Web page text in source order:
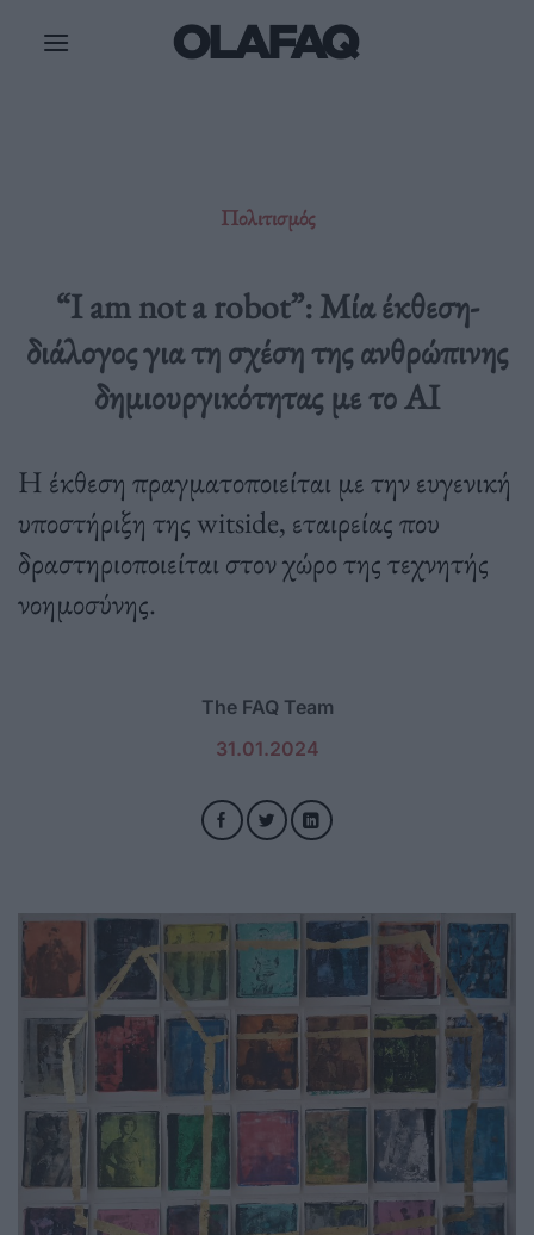
Πολιτισμός
“I am not a robot”: Μία έκθεση-
διάλογος για τη σχέση της ανθρώπινης
δημιουργικότητας με το AI
Η έκθεση πραγματοποιείται με την ευγενική
υποστήριξη της witside, εταιρείας που
δραστηριοποιείται στον χώρο της τεχνητής
νοημοσύνης.
The FAQ Team
31.01.2024